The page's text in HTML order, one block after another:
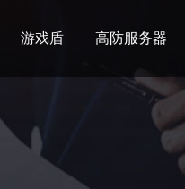
游戏盾 高防服务器